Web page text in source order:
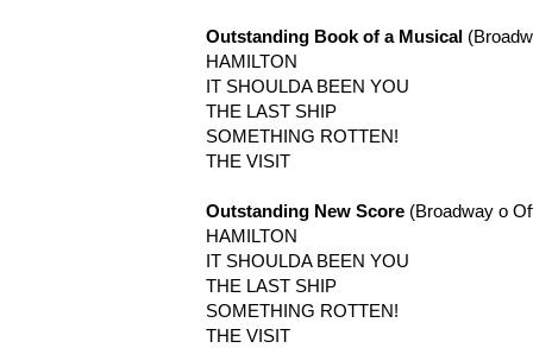
Outstanding Book of a Musical
HAMILTON
IT SHOULDA BEEN YOU
THE LAST SHIP
SOMETHING ROTTEN!
THE VISIT
Outstanding New Score (Broadway o
HAMILTON
IT SHOULDA BEEN YOU
THE LAST SHIP
SOMETHING ROTTEN!
THE VISIT